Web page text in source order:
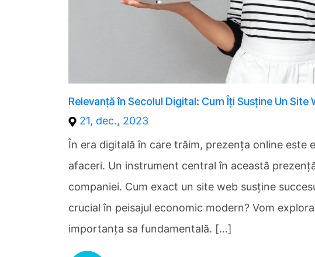
Relevanță în Secolul Digital: Cum Îți Susține Un Site
21, dec., 2023
În era digitală în care trăim, prezența online este
afaceri. Un instrument central în această
companiei. Cum exact un site web susține
crucial în peisajul economic modern? Vom
importanța sa fundamentală. […]